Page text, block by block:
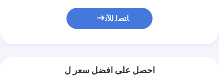
ﺎﺘﺼﻟ ﺍﻶﻧ
احصل على افضل سعر ل